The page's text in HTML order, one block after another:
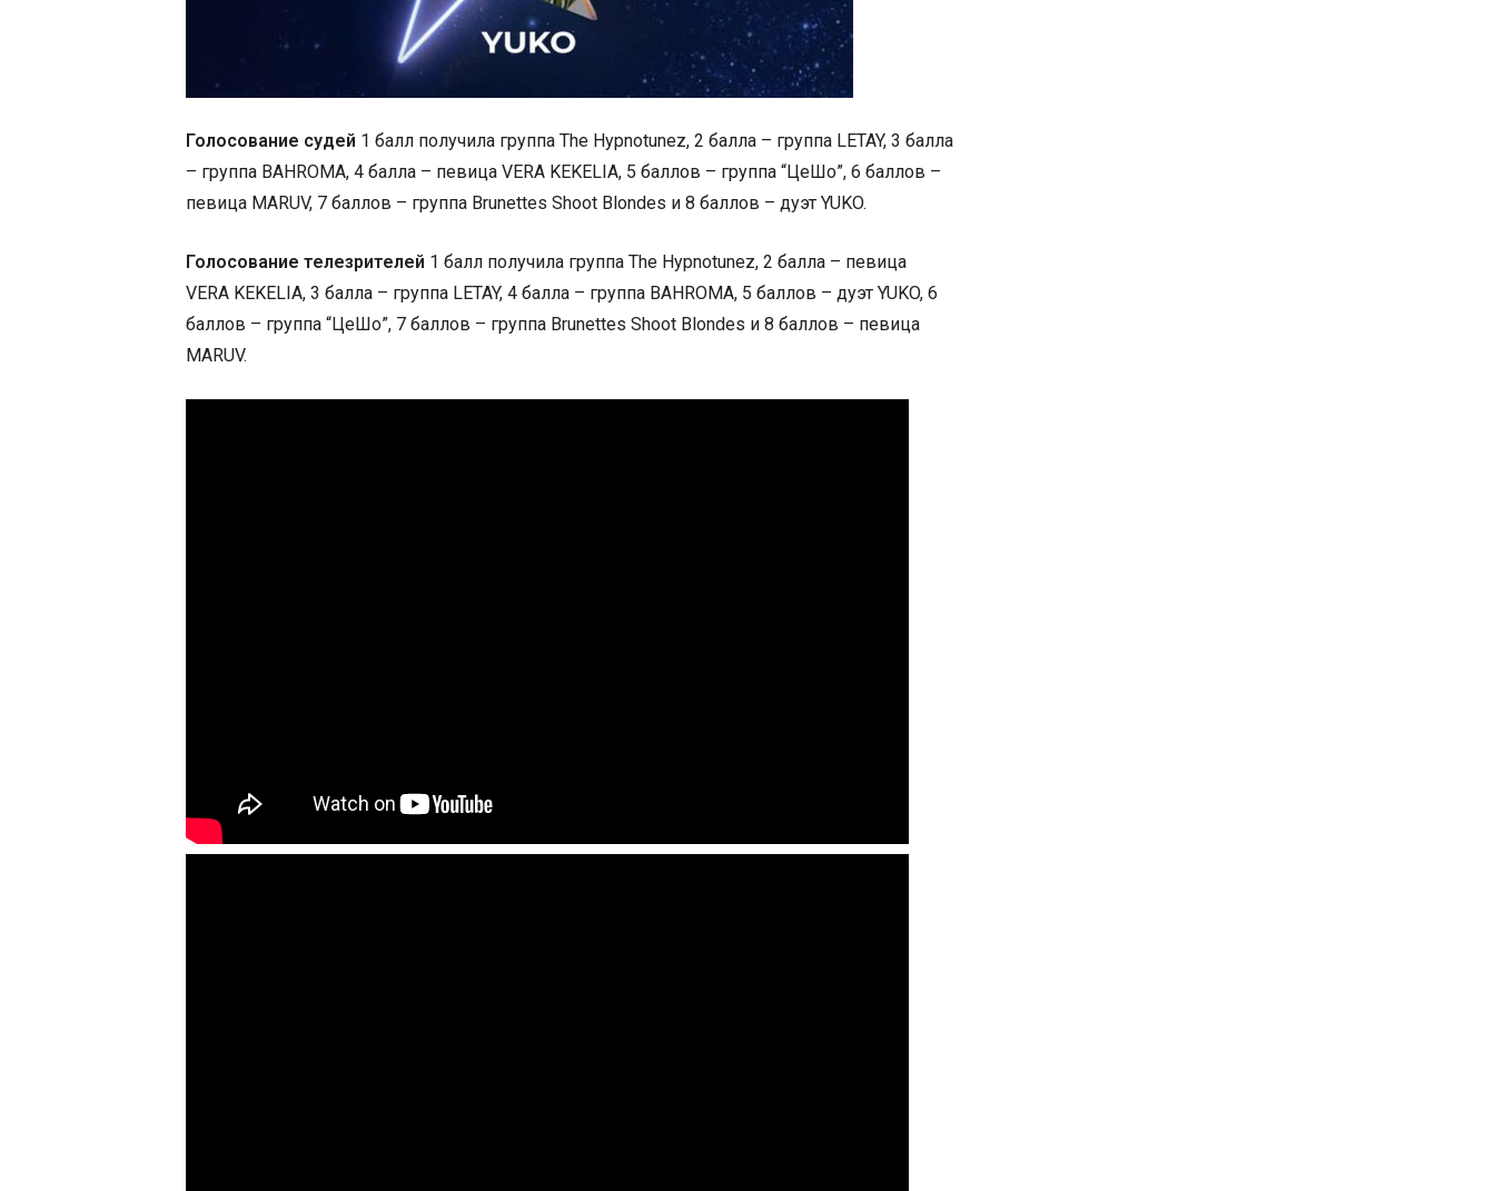
Голосование судей 1 балл получила группа The Hypnotunez, 2 балла – группа LETAY, 3 балла
– группа BAHROMA, 4 балла – певица VERA KEKELIA, 5 баллов – группа “ЦеШо”, 6 баллов –
певица MARUV, 7 баллов – группа Brunettes Shoot Blondes и 8 баллов – дуэт YUKO.
Голосование телезрителей 1 балл получила группа The Hypnotunez, 2 балла – певица
VERA KEKELIA, 3 балла – группа LETAY, 4 балла – группа BAHROMA, 5 баллов – дуэт YUKO, 6
баллов – группа “ЦеШо”, 7 баллов – группа Brunettes Shoot Blondes и 8 баллов – певица
MARUV.